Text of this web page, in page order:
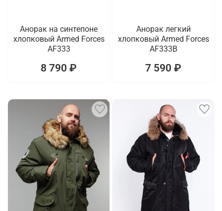
Анорак на синтепоне
хлопковый Armed Forces
AF333
8 790 ₽
Анорак легкий
хлопковый Armed Forces
AF333B
7 590 ₽